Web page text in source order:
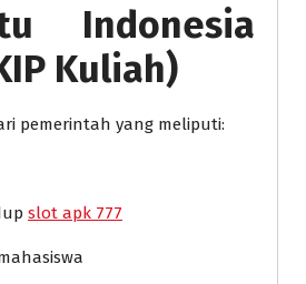
Indonesia
Kuliah)
pemerintah yang meliputi:
slot apk 777